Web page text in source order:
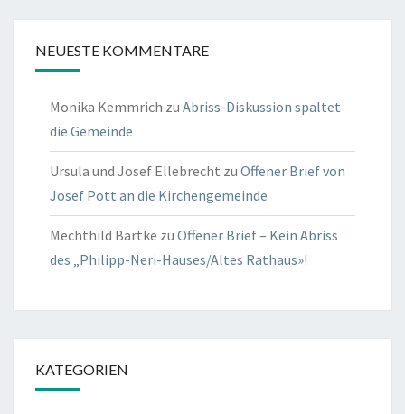
NEUESTE KOMMENTARE
Monika Kemmrich zu Abriss-Diskussion spaltet
die Gemeinde
Ursula und Josef Ellebrecht zu Offener Brief von
Josef Pott an die Kirchengemeinde
Mechthild Bartke zu Offener Brief – Kein Abriss
des „Philipp-Neri-Hauses/Altes Rathaus»!
KATEGORIEN